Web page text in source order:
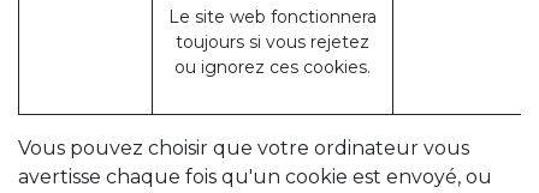
Le site web fonctionnera
toujours si vous rejetez
ou ignorez ces cookies.
Vous pouvez choisir que votre ordinateur vous
avertisse chaque fois qu'un cookie est envoyé, ou